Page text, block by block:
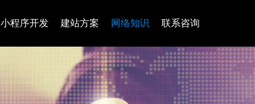
小程序开发 建站方案 网络知识 联系咨询